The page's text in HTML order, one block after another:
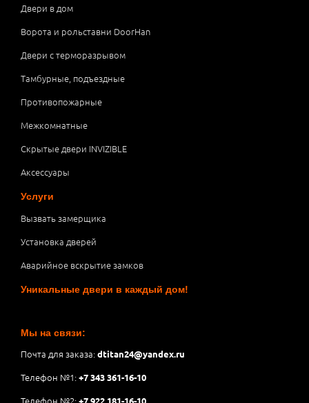
Двери в дом
Ворота и рольставни DoorHan
Двери с терморазрывом
Тамбурные, подъездные
Противопожарные
Межкомнатные
Скрытые двери INVIZIBLE
Аксессуары
Услуги
Вызвать замерщика
Установка дверей
Аварийное вскрытие замков
Уникальные двери в каждый дом!
Мы на связи:
Почта для заказа:dtitan24@yandex.ru
Телефон №1:+7 343 361-16-10